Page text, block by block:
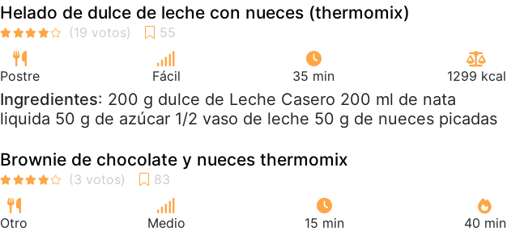
Helado de dulce de leche con nueces (thermomix)
Postre Fácil 35 min 1299 kcal
Ingredientes: 200 g dulce de Leche Casero 200 ml de nata
liquida 50 g de azúcar 1/2 vaso de leche 50 g de nueces picadas
Brownie de chocolate y nueces thermomix
Otro Medio 15 min 40 min